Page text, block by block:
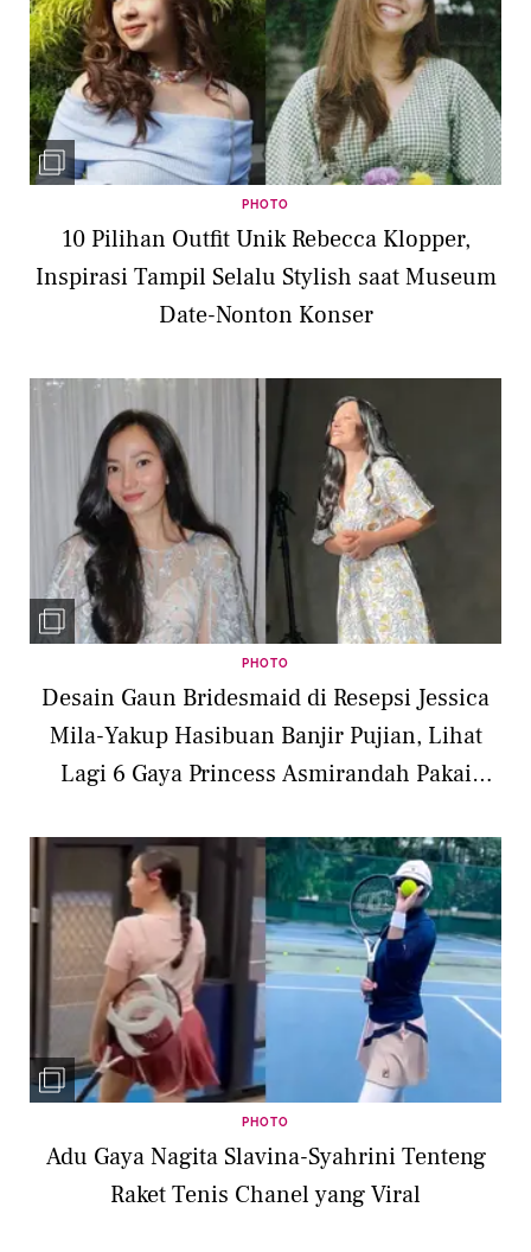
PHOTO
10 Pilihan Outfit Unik Rebecca Klopper,
Inspirasi Tampil Selalu Stylish saat Museum
Date-Nonton Konser
PHOTO
Desain Gaun Bridesmaid di Resepsi Jessica
Mila-Yakup Hasibuan Banjir Pujian, Lihat
Lagi 6 Gaya Princess Asmirandah Pakai
PHOTO
Adu Gaya Nagita Slavina-Syahrini Tenteng
Raket Tenis Chanel yang Viral